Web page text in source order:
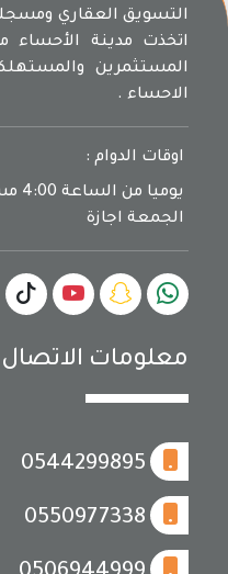
التسويق العقاري
اتخذت مدينة الأحساء
المستثمرين
الاحساء .
اوقات الدوام :
الجمعة اجازة
معلومات الاتصال
0544299895
0550977338